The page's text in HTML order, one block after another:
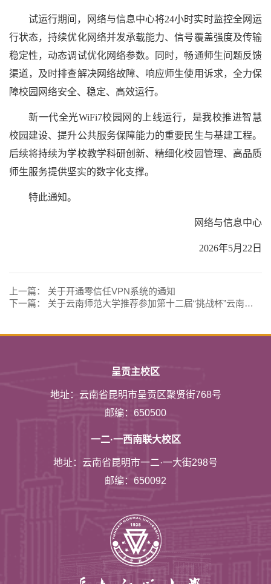
试运行期间，网络与信息中心将24小时实时监控全网运
行状态，持续优化网络并发承载能力、信号覆盖强度及传输
稳定性，动态调试优化网络参数。同时，畅通师生问题反馈
渠道，及时排查解决网络故障、响应师生使用诉求，全力保
障校园网络安全、稳定、高效运行。
新一代全光WiFi7校园网的上线运行，是我校推进智慧
校园建设、提升公共服务保障能力的重要民生与基建工程。
后续将持续为学校教学科研创新、精细化校园管理、高品质
师生服务提供坚实的数字化支撑。
特此通知。
网络与信息中心
2026年5月22日
上一篇： 关于开通零信任VPN系统的通知
下一篇： 关于云南师范大学推荐参加第十二届“挑战杯”云南省大学生创业计划竞赛项目公示
呈贡主校区
地址：云南省昆明市呈贡区聚贤街768号
邮编：650500
一二·一西南联大校区
地址：云南省昆明市一二·一大街298号
邮编：650092